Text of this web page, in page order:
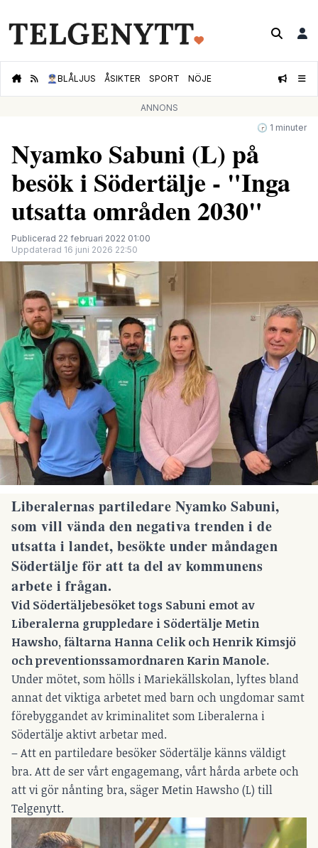
👮🏻‍♂️BLÅLJUS ÅSIKTER SPORT NÖJE
ANNONS
🕝 1 minuter
Nyamko Sabuni (L) på
besök i Södertälje - "Inga
utsatta områden 2030"
Publicerad 22 februari 2022 01:00
Uppdaterad 16 juni 2026 22:50
Liberalernas partiledare Nyamko Sabuni,
som vill vända den negativa trenden i de
utsatta i landet, besökte under måndagen
Södertälje för att ta del av kommunens
arbete i frågan.
Vid Södertäljebesöket togs Sabuni emot av
Liberalerna gruppledare i Södertälje Metin
Hawsho, fältarna Hanna Celik och Henrik Kimsjö
och preventionssamordnaren Karin Manole.
Under mötet, som hölls i Mariekällskolan, lyftes bland
annat det viktiga arbetet med barn och ungdomar samt
förebyggandet av kriminalitet som Liberalerna i
Södertälje aktivt arbetar med.
– Att en partiledare besöker Södertälje känns väldigt
bra. Att de ser vårt engagemang, vårt hårda arbete och
att vi gör nånting bra, säger Metin Hawsho (L) till
Telgenytt.